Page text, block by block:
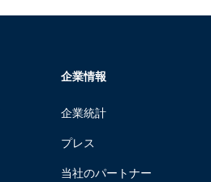
企業情報
企業統計
プレス
当社のパートナー